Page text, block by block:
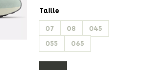
Taille
07
08
045
055
065